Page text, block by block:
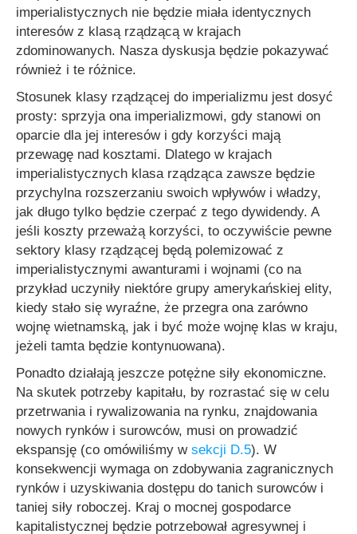
imperialistycznych nie będzie miała identycznych
interesów z klasą rządzącą w krajach
zdominowanych. Nasza dyskusja będzie pokazywać
również i te różnice.
Stosunek klasy rządzącej do imperializmu jest dosyć
prosty: sprzyja ona imperializmowi, gdy stanowi on
oparcie dla jej interesów i gdy korzyści mają
przewagę nad kosztami. Dlatego w krajach
imperialistycznych klasa rządząca zawsze będzie
przychylna rozszerzaniu swoich wpływów i władzy,
jak długo tylko będzie czerpać z tego dywidendy. A
jeśli koszty przeważą korzyści, to oczywiście pewne
sektory klasy rządzącej będą polemizować z
imperialistycznymi awanturami i wojnami (co na
przykład uczyniły niektóre grupy amerykańskiej elity,
kiedy stało się wyraźne, że przegra ona zarówno
wojnę wietnamską, jak i być może wojnę klas w kraju,
jeżeli tamta będzie kontynuowana).
Ponadto działają jeszcze potężne siły ekonomiczne.
Na skutek potrzeby kapitału, by rozrastać się w celu
przetrwania i rywalizowania na rynku, znajdowania
nowych rynków i surowców, musi on prowadzić
ekspansję (co omówiliśmy w sekcji D.5). W
konsekwencji wymaga on zdobywania zagranicznych
rynków i uzyskiwania dostępu do tanich surowców i
taniej siły roboczej. Kraj o mocnej gospodarce
kapitalistycznej będzie potrzebował agresywnej i